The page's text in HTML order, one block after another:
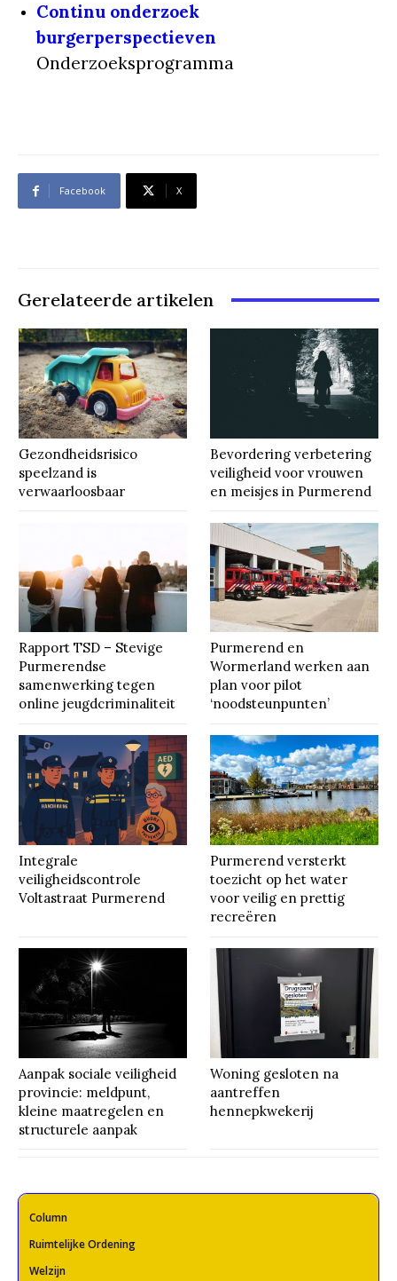
Continu onderzoek
burgerperspectieven
Onderzoeksprogramma
Facebook X
Gerelateerde artikelen
Gezondheidsrisico
speelzand is
verwaarloosbaar
Bevordering verbetering
veiligheid voor vrouwen
en meisjes in Purmerend
Rapport TSD – Stevige
Purmerendse
samenwerking tegen
online jeugdcriminaliteit
Purmerend en
Wormerland werken aan
plan voor pilot
‘noodsteunpunten’
Integrale
veiligheidscontrole
Voltastraat Purmerend
Purmerend versterkt
toezicht op het water
voor veilig en prettig
recreëren
Aanpak sociale veiligheid
provincie: meldpunt,
kleine maatregelen en
structurele aanpak
Woning gesloten na
aantreffen
hennepkwekerij
Column
Ruimtelijke Ordening
Welzijn